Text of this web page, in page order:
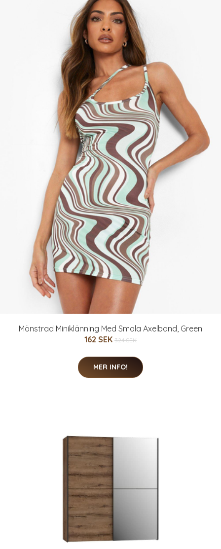
Mönstrad Miniklänning Med Smala Axelband, Green
162 SEK 324 SEK
MER INFO!